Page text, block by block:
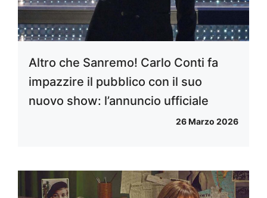
Altro che Sanremo! Carlo Conti fa
impazzire il pubblico con il suo
nuovo show: l’annuncio ufficiale
26 Marzo 2026